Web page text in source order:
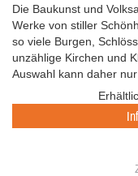
Die Baukunst und
Werke von stiller
so viele Burgen,
unzählige Kirchen und
Auswahl kann daher